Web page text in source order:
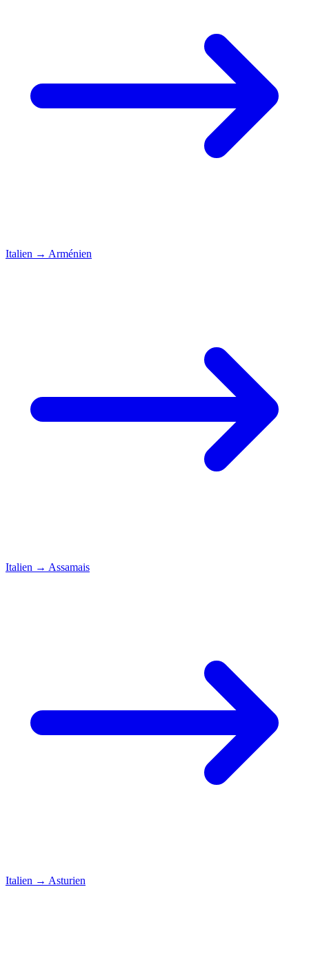
Italien → Arménien
Italien → Assamais
Italien → Asturien